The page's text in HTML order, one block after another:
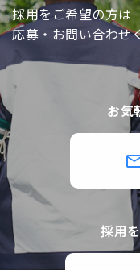
採用をご希望の方は
応募・お問い合わせ
お気
採用